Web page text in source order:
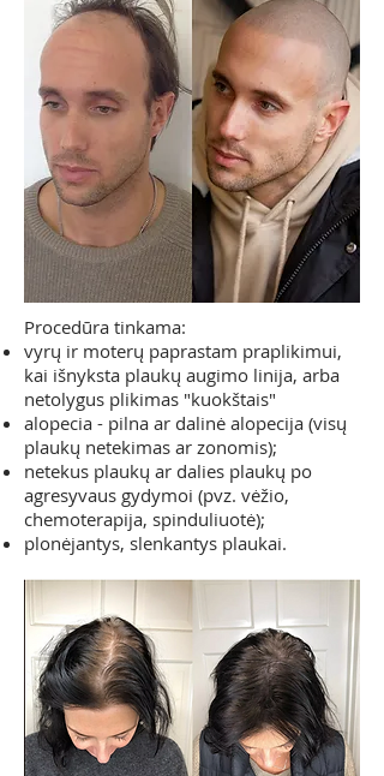
Procedūra tinkama:
vyrų ir moterų paprastam praplikimui,
kai išnyksta plaukų augimo linija, arba
netolygus plikimas "kuokštais"
alopecia - pilna ar dalinė alopecija (visų
plaukų netekimas ar zonomis);
netekus plaukų ar dalies plaukų po
agresyvaus gydymoi (pvz. vėžio,
chemoterapija, spinduliuotė);
plonėjantys, slenkantys plaukai.